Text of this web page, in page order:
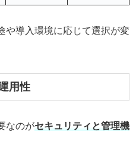
や導入環境に応じて選択が変
用性
なのがセキュリティと管理機